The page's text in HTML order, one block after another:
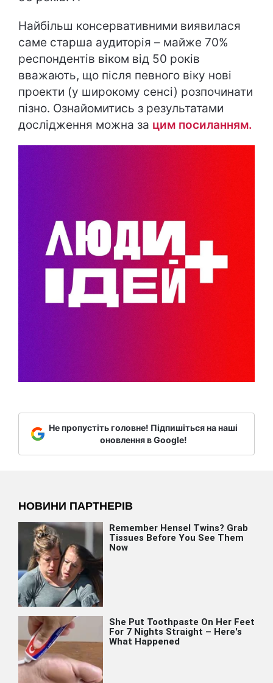
Найбільш консервативними виявилася
саме старша аудиторія – майже 70%
респондентів віком від 50 років
вважають, що після певного віку нові
проекти (у широкому сенсі) розпочинати
пізно. Ознайомитись з результатами
дослідження можна за цим посиланням.
Не пропустіть головне! Підпишіться на наші
оновлення в Google!